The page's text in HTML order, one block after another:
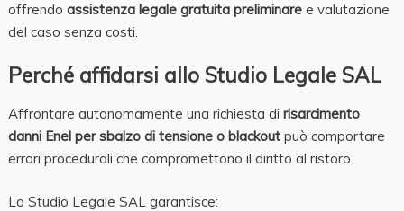
offrendo assistenza legale gratuita preliminaree valutazione
del caso senza costi.
Perché affidarsi allo Studio Legale SAL
Affrontare autonomamente una richiesta di risarcimento
danni Enel per sbalzo di tensione o blackoutpuò comportare
errori procedurali che compromettono il diritto al ristoro.
Lo Studio Legale SAL garantisce: